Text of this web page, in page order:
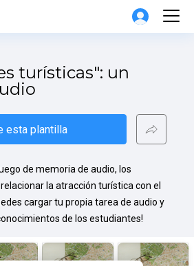
turísticas": un
esta plantilla
de memoria de audio, los
la atracción turística con el
cargar tu propia tarea de audio y
de los estudiantes!